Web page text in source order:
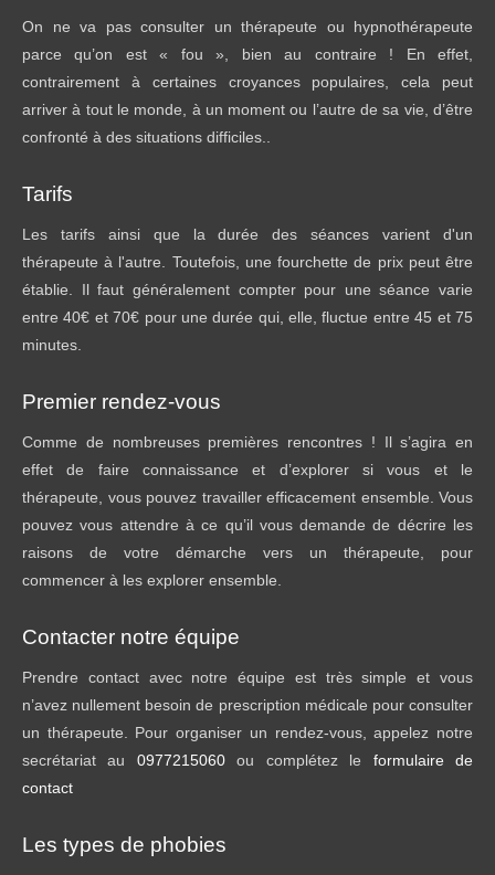
On ne va pas consulter un thérapeute ou hypnothérapeute
parce qu’on est « fou », bien au contraire ! En effet,
contrairement à certaines croyances populaires, cela peut
arriver à tout le monde, à un moment ou l’autre de sa vie, d’être
confronté à des situations difficiles..
Tarifs
Les tarifs ainsi que la durée des séances varient d'un
thérapeute à l'autre. Toutefois, une fourchette de prix peut être
établie. Il faut généralement compter pour une séance varie
entre 40€ et 70€ pour une durée qui, elle, fluctue entre 45 et 75
minutes.
Premier rendez-vous
Comme de nombreuses premières rencontres ! Il s’agira en
effet de faire connaissance et d’explorer si vous et le
thérapeute, vous pouvez travailler efficacement ensemble. Vous
pouvez vous attendre à ce qu’il vous demande de décrire les
raisons de votre démarche vers un thérapeute, pour
commencer à les explorer ensemble.
Contacter notre équipe
Prendre contact avec notre équipe est très simple et vous
n’avez nullement besoin de prescription médicale pour consulter
un thérapeute. Pour organiser un rendez-vous, appelez notre
secrétariat au 0977215060ou complétez le formulaire de
contact
Les types de phobies